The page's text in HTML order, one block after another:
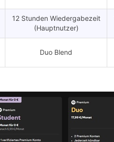
12 Stunden Wiedergabezeit
(Hauptnutzer)
Duo Blend